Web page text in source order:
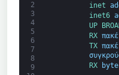
2
3
4
5
6
7
8
9
inet
inet6
UP
RX
TX
RX